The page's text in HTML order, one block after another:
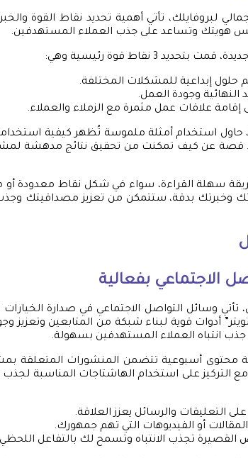
لبروفايلك، تأتي أهمية تحديد نقاط القوة
هويتك وتساعد على جذب العملاء المستهدفين.
3 نقاط قوة رئيسية وهي:
إبداعية للمشكلات المختلفة.
النهائية وجودة العمل.
إقامة علاقات عمل مثمرة مع الزملاء والعملاء.
حاول استخدام أمثلة ملموسة تُظهر كيفية
قصة عن كيف تمكنت من تحقيق نتائج مدهشة
سهلة القراءة، سواء في شكل نقاط معدودة
وخبرتك بدقة، ستتمكن من تعزيز مصداقيتك وجذب
الاجتماعي بفعالية
تأتي وسائل التواصل الاجتماعي في صدارة
أدوات قوية لبناء شبكة من المتابعين وتعزيز
انتباه العملاء المستهدفين بسهولة.
أسبوعية تتضمن المنشورات المتعلقة
مع التركيز على استخدام الهاشتاجات المناسبة
على التعليقات والرسائل يعزز العلاقة.
أو الفيديوهات التي تهم جمهورك.
تجذب الانتباه وتسمح لك بالتفاعل